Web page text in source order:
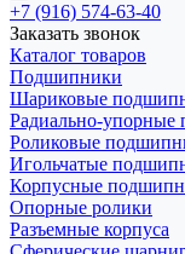
+7 (916) 574-63-40
Заказать звонок
Каталог товаров
Подшипники
Шариковые
Радиально-
Роликовые
Игольчатые
Корпусные
Опорные ролики
Разъемные корпуса